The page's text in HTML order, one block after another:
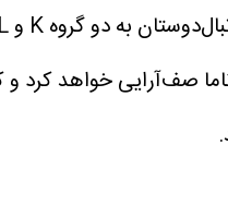
صف‌آرایی خواهد کرد